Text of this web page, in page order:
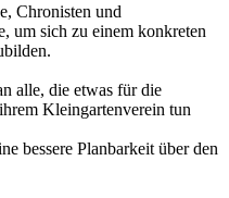
Chronisten und
um sich zu einem konkreten
alle, die etwas für die
Kleingartenverein tun
bessere Planbarkeit über den